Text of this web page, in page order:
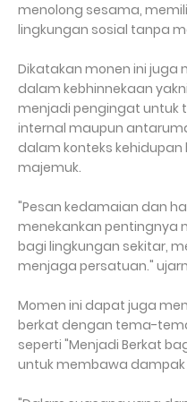
menolong sesama,
lingkungan sosial tanpa
Dikatakan monen ini juga
dalam kebhinnekaan
menjadi pengingat untuk
internal maupun
dalam konteks
majemuk.
"Pesan kedamaian dan
menekankan pentingnya
bagi lingkungan sekitar,
menjaga persatuan."
Momen ini dapat juga
berkat dengan tema-
seperti "Menjadi Berkat
untuk membawa